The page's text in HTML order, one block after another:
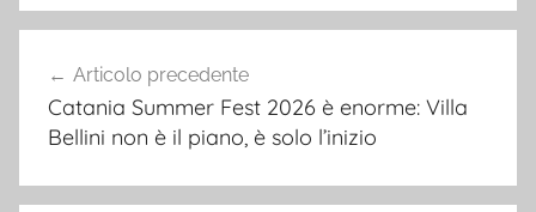
articoli
Articolo precedente
Catania Summer Fest 2026 è enorme: Villa
Bellini non è il piano, è solo l’inizio